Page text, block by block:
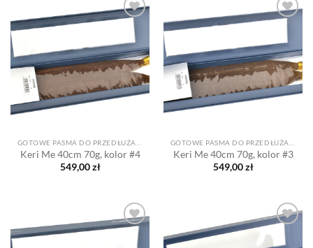
Dodaj
do listy
życzeń
Keri Me 40cm 70g, kolor #4
549,00zł
do listy
życzeń
Keri Me 40cm 70g, kolor #3
549,00zł
Dodaj
do listy
Dodaj
do listy